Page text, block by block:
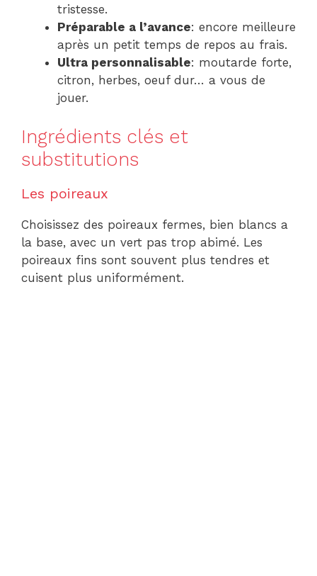
tristesse.
Préparable a l’avance: encore meilleure
après un petit temps de repos au frais.
Ultra personnalisable: moutarde forte,
citron, herbes, oeuf dur… a vous de
jouer.
Ingrédients clés et
substitutions
Les poireaux
Choisissez des poireaux fermes, bien blancs a
la base, avec un vert pas trop abimé. Les
poireaux fins sont souvent plus tendres et
cuisent plus uniformément.